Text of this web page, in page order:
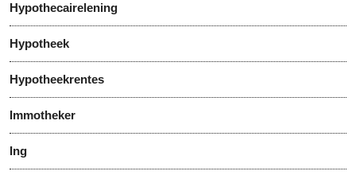
Hypothecairelening
Hypotheek
Hypotheekrentes
Immotheker
Ing